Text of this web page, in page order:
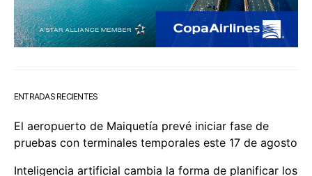
ENTRADAS RECIENTES
El aeropuerto de Maiquetía prevé iniciar fase de
pruebas con terminales temporales este 17 de agosto
Inteligencia artificial cambia la forma de planificar los